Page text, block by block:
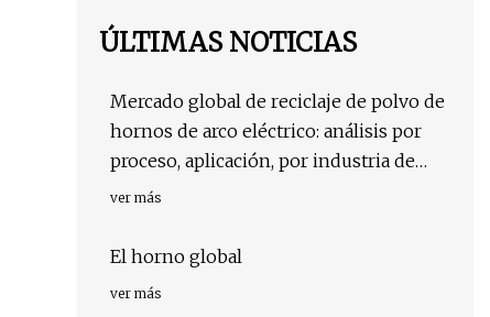
ÚLTIMAS NOTICIAS
Mercado global de reciclaje de polvo de
hornos de arco eléctrico: análisis por
proceso, aplicación, por industria de
usuario final, por región, por país:
para 2029
ver más
El horno global
ver más